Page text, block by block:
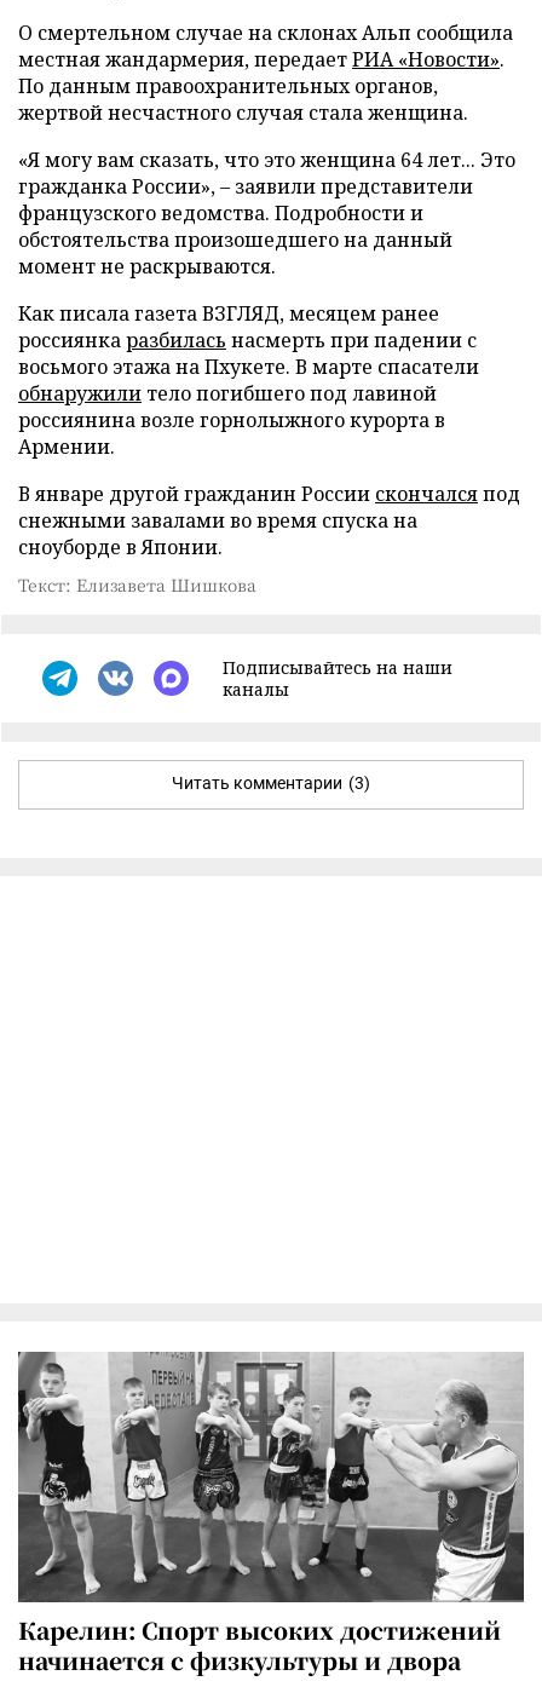
О смертельном случае на склонах Альп сообщила
местная жандармерия, передаетРИА «Новости».
По данным правоохранительных органов,
жертвой несчастного случая стала женщина.
«Я могу вам сказать, что это женщина 64 лет... Это
гражданка России», – заявили представители
французского ведомства. Подробности и
обстоятельства произошедшего на данный
момент не раскрываются.
Как писала газета ВЗГЛЯД, месяцем ранее
россиянкаразбилась насмерть при падении с
восьмого этажа на Пхукете. В марте спасатели
обнаружили тело погибшего под лавиной
россиянина возле горнолыжного курорта в
Армении.
В январе другой гражданин России скончалсяпод
снежными завалами во время спуска на
сноуборде в Японии.
Текст: Елизавета Шишкова
Подписывайтесь на наши
каналы
Читать комментарии (3)
Карелин: Спорт высоких достижений
начинается с физкультуры и двора